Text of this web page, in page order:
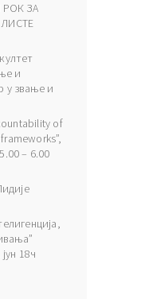
ЗА
и
у звање и
of
– 6.00
18ч